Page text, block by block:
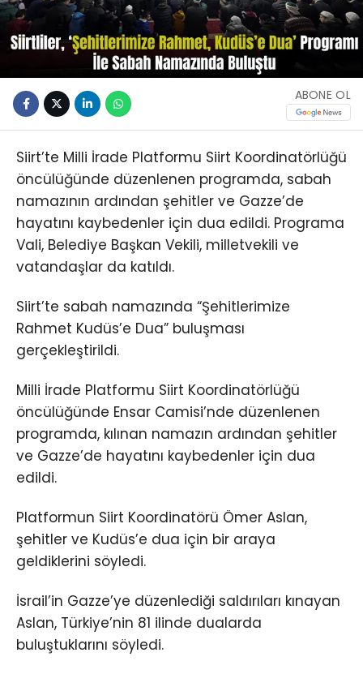
ABONE OL
Siirt’te Milli İrade Platformu Siirt Koordinatörlüğü
öncülüğünde düzenlenen programda, sabah
namazının ardından şehitler ve Gazze’de
hayatını kaybedenler için dua edildi. Programa
Vali, Belediye Başkan Vekili, milletvekili ve
vatandaşlar da katıldı.
Siirt’te sabah namazında “Şehitlerimize
Rahmet Kudüs’e Dua” buluşması
gerçekleştirildi.
Milli İrade Platformu Siirt Koordinatörlüğü
öncülüğünde Ensar Camisi’nde düzenlenen
programda, kılınan namazın ardından şehitler
ve Gazze’de hayatını kaybedenler için dua
edildi.
Platformun Siirt Koordinatörü Ömer Aslan,
şehitler ve Kudüs’e dua için bir araya
geldiklerini söyledi.
İsrail’in Gazze’ye düzenlediği saldırıları kınayan
Aslan, Türkiye’nin 81 ilinde dualarda
buluştuklarını söyledi.